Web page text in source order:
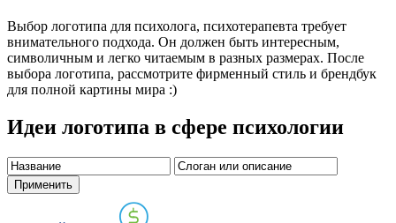
Выбор логотипа для психолога, психотерапевта требует
внимательного подхода. Он должен быть интересным,
символичным и легко читаемым в разных размерах. После
выбора логотипа, рассмотрите фирменный стиль и брендбук
для полной картины мира :)
Идеи логотипа в сфере психологии